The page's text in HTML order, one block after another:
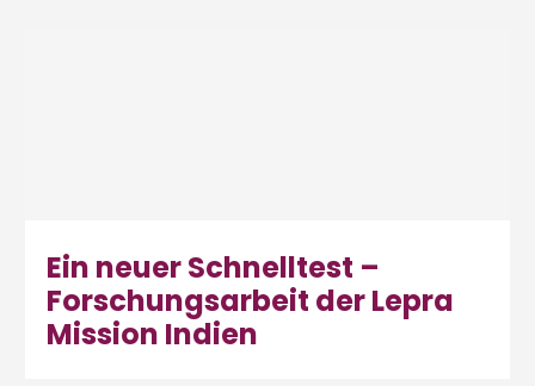
Ein neuer Schnelltest –
Forschungsarbeit der Lepra
Mission Indien